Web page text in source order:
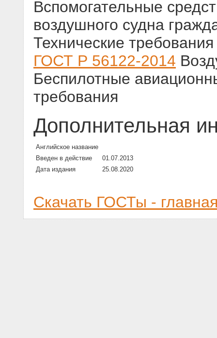
Вспомогательные
воздушного судна
Технические требования
ГОСТ Р 56122-2014
Беспилотные
требования
Дополнительная
Английское название
Введен в действие
01.07.2013
Дата издания
25.08.2020
Скачать ГОСТы -